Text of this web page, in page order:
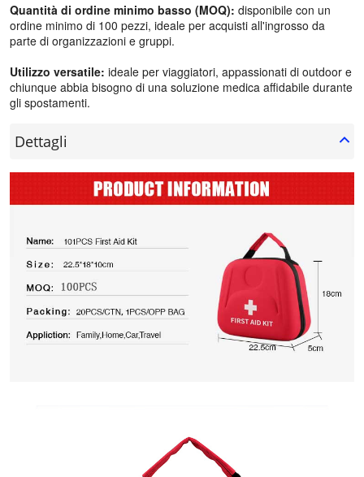
Quantità di ordine minimo basso (MOQ): disponibile con un
ordine minimo di 100 pezzi, ideale per acquisti all'ingrosso da
parte di organizzazioni e gruppi.
Utilizzo versatile: ideale per viaggiatori, appassionati di outdoor e
chiunque abbia bisogno di una soluzione medica affidabile durante
gli spostamenti.
Dettagli